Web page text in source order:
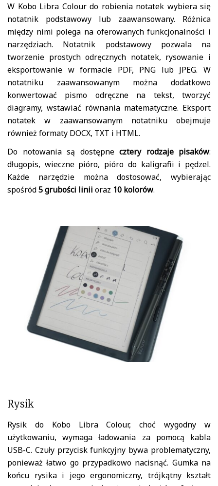
W Kobo Libra Colour do robienia notatek wybiera się
notatnik podstawowy lub zaawansowany. Różnica
między nimi polega na oferowanych funkcjonalności i
narzędziach. Notatnik podstawowy pozwala na
tworzenie prostych odręcznych notatek, rysowanie i
eksportowanie w formacie PDF, PNG lub JPEG. W
notatniku zaawansowanym można dodatkowo
konwertować pismo odręczne na tekst, tworzyć
diagramy, wstawiać równania matematyczne. Eksport
notatek w zaawansowanym notatniku obejmuje
również formaty DOCX, TXT i HTML.
Do notowania są dostępne cztery rodzaje pisaków:
długopis, wieczne pióro, pióro do kaligrafii i pędzel.
Każde narzędzie można dostosować, wybierając
spośród5 grubości linii oraz 10 kolorów.
Rysik
Rysik do Kobo Libra Colour, choć wygodny w
użytkowaniu, wymaga ładowania za pomocą kabla
USB-C. Czuły przycisk funkcyjny bywa problematyczny,
ponieważ łatwo go przypadkowo nacisnąć. Gumka na
końcu rysika i jego ergonomiczny, trójkątny kształt